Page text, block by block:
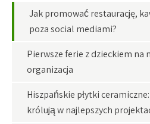
Jak promować restaurację,
poza social mediami?
Pierwsze ferie z dzieckiem na
organizacja
Hiszpańskie płytki
królują w najlepszych